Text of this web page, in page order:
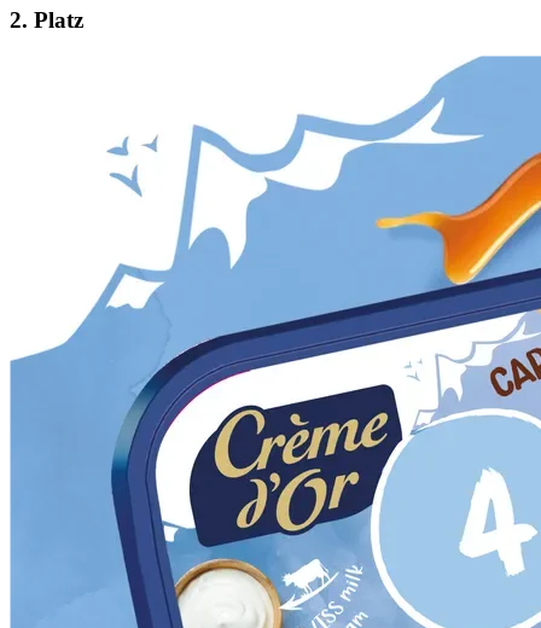
2. Platz